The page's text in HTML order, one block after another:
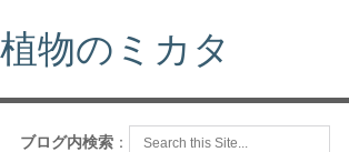
植物のミカタ
ブログ内検索 ：